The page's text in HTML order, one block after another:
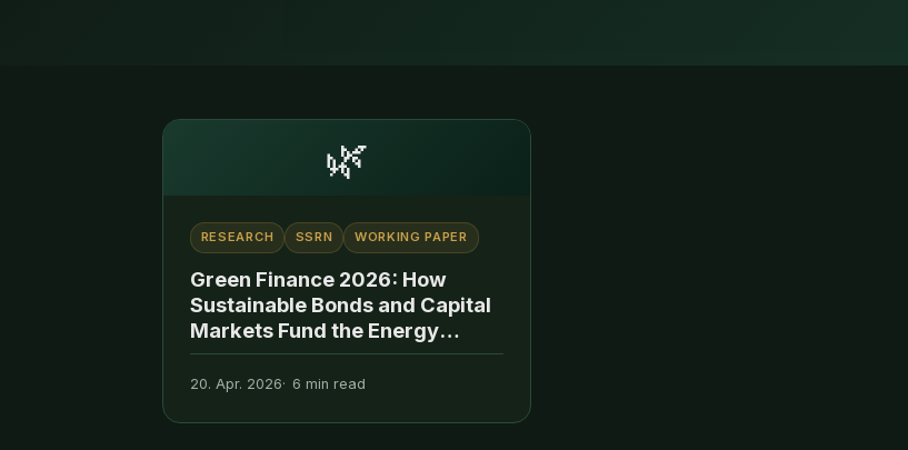
🌿
RESEARCH SSRN WORKING PAPER
Green Finance 2026: How
Sustainable Bonds and Capital
Markets Fund the Energy
Transition
20. Apr. 2026 6 min read